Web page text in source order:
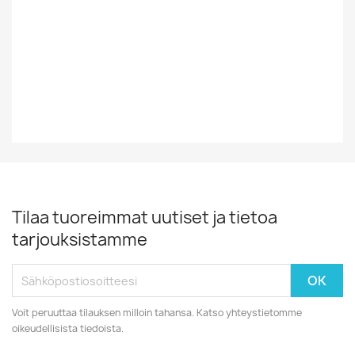
Tilaa tuoreimmat uutiset ja tietoa
tarjouksistamme
Voit peruuttaa tilauksen milloin tahansa. Katso yhteystietomme
oikeudellisista tiedoista.